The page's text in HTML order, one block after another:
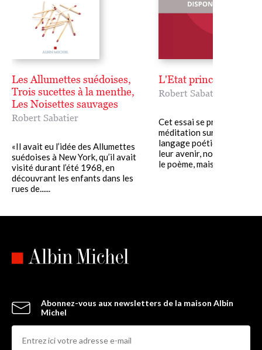
Les Allumettes suédoises,
Trois sucettes à la menthe,
Les Noisettes sauvages
Robert Sabatier
«Il avait eu l’idée des Allumettes
suédoises à New York, qu’il avait
visité durant l’été 1968, en
découvrant les enfants dans les
rues de......
L'Etat princier
Robert Sabatier
Cet essai se présente
méditation sur l'esprit et le
langage poétiques, leur
leur avenir, non seulement
le poème, mais aussi......
Abonnez-vous aux newsletters de la maison Albin
Michel